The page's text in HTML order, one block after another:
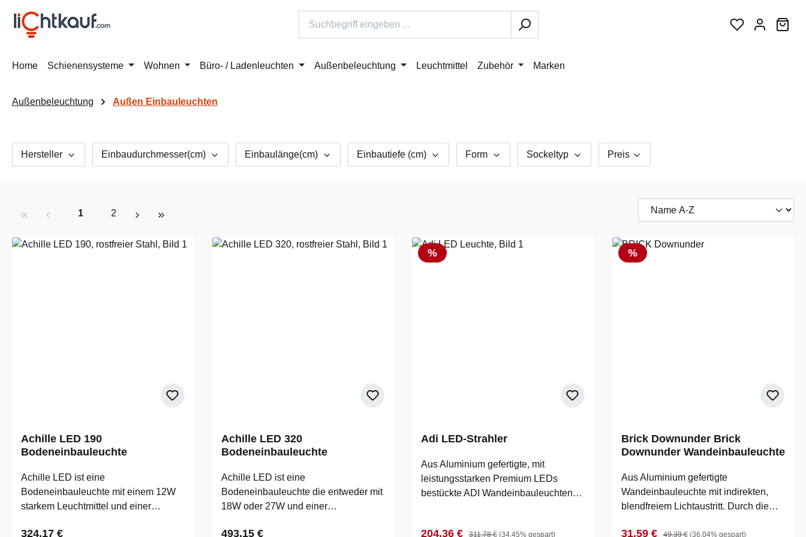
Hauptinhalt springen
Zur Suche springen
Zur Hauptnavigation springen
Home Schienensysteme Wohnen Büro- / Ladenleuchten Außenbeleuchtung Leuchtmittel Zubehör Marken
Außenbeleuchtung Außen Einbauleuchten
Hersteller Einbaudurchmesser(cm) Einbaulänge(cm) Einbautiefe (cm) Form Sockeltyp Preis
Seite
1 Seite
2
Achille LED 190
Bodeneinbauleuchte
Achille LED ist eine
Bodeneinbauleuchte mit einem 12W
starkem Leuchtmittel und einer
3000K(wamweiss). Ein Reflektor mit
Regulärer Preis:
324,17 €
Achille LED 320
Bodeneinbauleuchte
Achille LED ist eine
Bodeneinbauleuchte die entweder mit
18W oder 27W und einer
3000K(wamweiss) versdent wird. Ein
Regulärer Preis:
493,15 €
Rabatt
%
Adi LED-Strahler
Aus Aluminium gefertigte, mit
leistungsstarken Premium LEDs
bestückte ADI Wandeinbauleuchten
Verkaufspreis:
204,36 € Regulärer Preis:
311,78 € (34.45% gespart)
Rabatt
%
Brick Downunder Brick
Downunder Wandeinbauleuchte
Aus Aluminium gefertigte
Wandeinbauleuchte mit indirekten,
blendfreiem Lichtaustritt. Durch die
Außenbereich geeignet. Es wird kein
Verkaufspreis:
31,59 € Regulärer Preis:
49,39 € (36.04% gespart)